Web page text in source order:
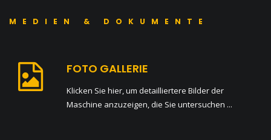
MEDIEN & DOKUMENTE
FOTO GALLERIE
Klicken Sie hier, um detailliertere Bilder der
Maschine anzuzeigen, die Sie untersuchen ...